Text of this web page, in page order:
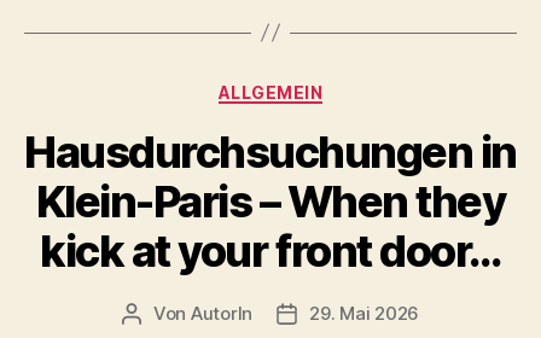
unbeugsam!
Antifas!“
Kategorien
ALLGEMEIN
Hausdurchsuchungen in
Klein-Paris – When they
kick at your front door…
Beitragsautor
Von AutorIn Veröffentlichungsdatum
29. Mai 2026